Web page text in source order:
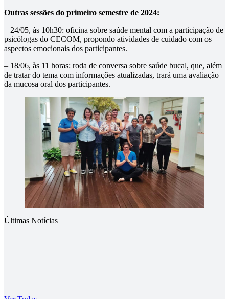
Outras sessões do primeiro semestre de 2024:
– 24/05, às 10h30: oficina sobre saúde mental com a participação de
psicólogas do CECOM, propondo atividades de cuidado com os
aspectos emocionais dos participantes.
– 18/06, às 11 horas: roda de conversa sobre saúde bucal, que, além
de tratar do tema com informações atualizadas, trará uma avaliação
da mucosa oral dos participantes.
Últimas Notícias